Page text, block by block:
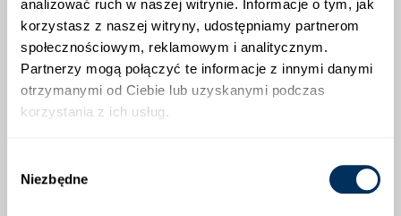
analizować ruch w naszej witrynie. Informacje o tym, jak
korzystasz z naszej witryny, udostępniamy partnerom
społecznościowym, reklamowym i analitycznym.
Partnerzy mogą połączyć te informacje z innymi danymi
otrzymanymi od Ciebie lub uzyskanymi podczas
korzystania z ich usług.
zgody
Niezbędne
Świeże liście: doskonałe do kiszenia ogórków.
Suszone liście: dodatek do sałatek, twarogu, sosów,
zapiekanek, mięs i ryb.
Kuchnia śródziemnomorska: składnik pesto, sałatek
i dań z pomidorami.
Wspomaga trawienie.